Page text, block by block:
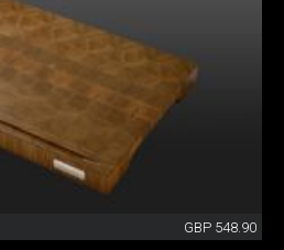
GBP 548.90